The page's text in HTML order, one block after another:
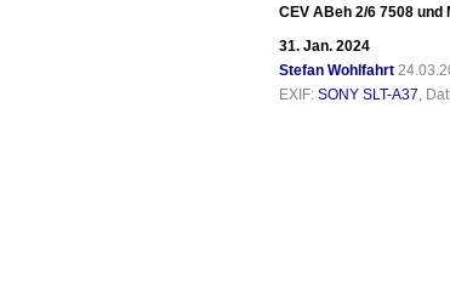
CEV ABeh 2/6 7508 und
31. Jan. 2024
Stefan Wohlfahrt
EXIF: SONY SLT-A37,